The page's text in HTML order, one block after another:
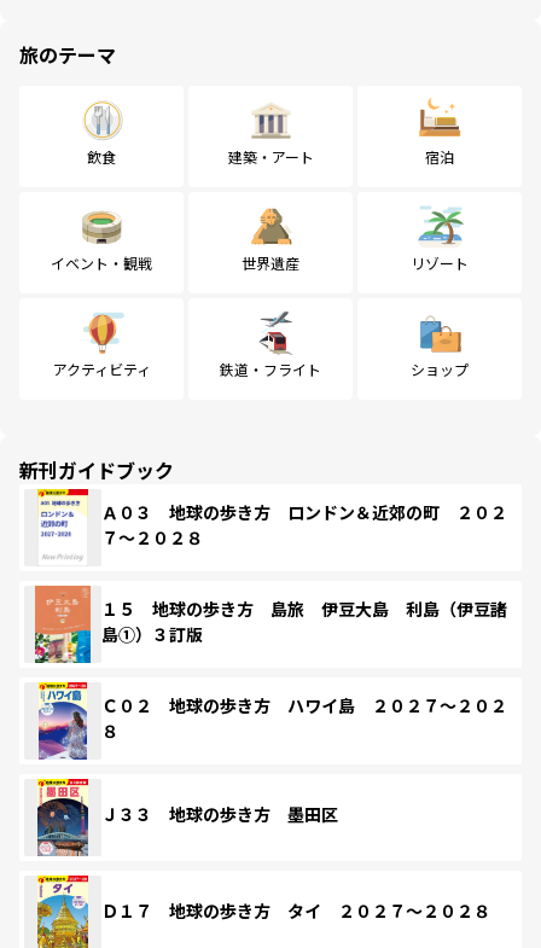
旅のテーマ
飲食 建築・アート 宿泊
イベント・観戦 世界遺産 リゾート
アクティビティ 鉄道・フライト ショップ
新刊ガイドブック
Ａ０３ 地球の歩き方 ロンドン＆近郊の町 ２０２
７～２０２８
１５ 地球の歩き方 島旅 伊豆大島 利島（伊豆諸
島①）３訂版
Ｃ０２ 地球の歩き方 ハワイ島 ２０２７～２０２
８
Ｊ３３ 地球の歩き方 墨田区
Ｄ１７ 地球の歩き方 タイ ２０２７～２０２８